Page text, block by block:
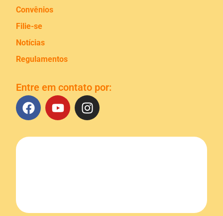
Convênios
Filie-se
Notícias
Regulamentos
Entre em contato por: